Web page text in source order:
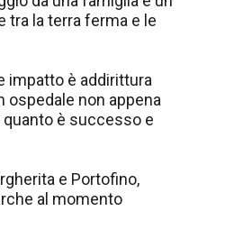
tra la terra ferma e le
impatto è addirittura
ospedale non appena
quanto è successo e
e Portofino,
al momento